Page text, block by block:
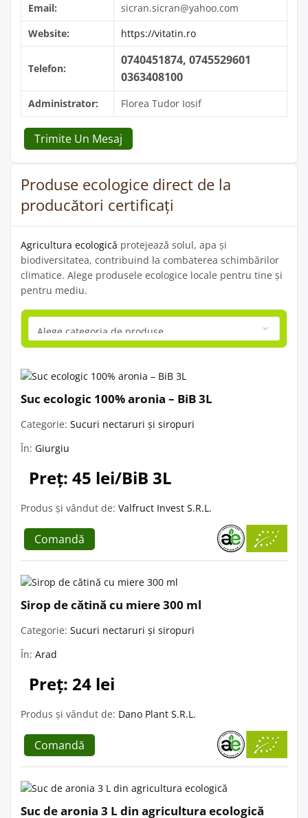
Email:
sicran.sicran@yahoo.com
Website:
https://vitatin.ro
Telefon:
0740451874, 0745529601
0363408100
Administrator: Florea Tudor Iosif
Trimite Un Mesaj
Produse ecologice direct de la
producători certificați
Agricultura ecologică protejează solul, apa și
biodiversitatea, contribuind la combaterea schimbărilor
climatice. Alege produsele ecologice locale pentru tine și
pentru mediu.
Suc ecologic 100% aronia – BiB 3L
Categorie: Sucuri nectaruri și siropuri
În: Giurgiu
Preț: 45 lei/BiB 3L
Produs și vândut de: Valfruct Invest S.R.L.
Comandă
Sirop de cătină cu miere 300 ml
Categorie: Sucuri nectaruri și siropuri
În: Arad
Preț: 24 lei
Produs și vândut de: Dano Plant S.R.L.
Comandă
Suc de aronia 3 L din agricultura ecologică